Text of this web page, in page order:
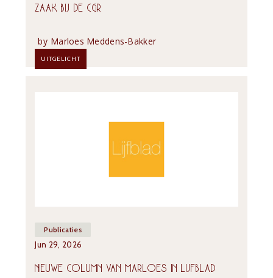
ZAAK BIJ DE CGR
by Marloes Meddens-Bakker
UITGELICHT
Publicaties
Jun 29, 2026
NIEUWE COLUMN VAN MARLOES IN LIJFBLAD